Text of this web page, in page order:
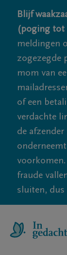
Blijf
(poging
meldingen
zogezegde
mom van
of een
verdachte
de
fraude
sluiten, dus